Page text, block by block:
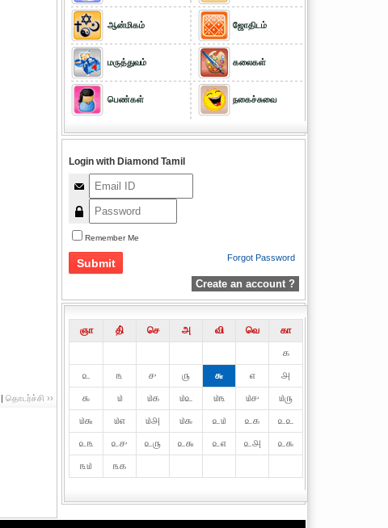
| தொடர்ச்சி ››
ஆன்மிகம்
மருத்துவம்
பெண்கள்
ஜோதிடம்
கலைகள்
நகைச்சுவை
Login with Diamond Tamil
Remember Me
Forgot Password
Create an account ?
ஞா தி் செ அ வி வெ
கா
௧
௨
௩ ௪ ௫ ௬ ௭
௮
௯
௰ ௰௧ ௰௨ ௰௩ ௰௪
௰௫
௰௬
௰௭ ௰௮ ௰௯ ௨௰ ௨௧
௨௨
௨௩
௨௪ ௨௫ ௨௬ ௨௭ ௨௮
௨௯
௩௰
௩௧